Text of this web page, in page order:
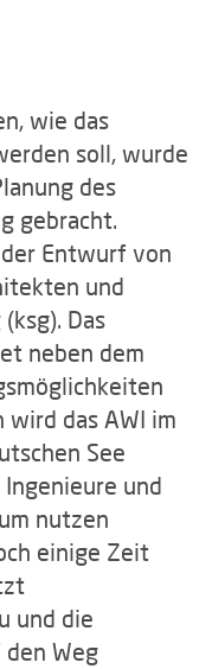
wie das
soll, wurde
des
gebracht.
Entwurf von
und
Das
neben dem
das AWI im
See
und
nutzen
einige Zeit
und die
Weg